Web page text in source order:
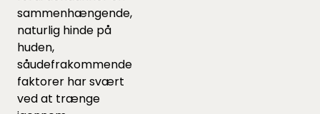
sammenhængende,
naturlig hinde på
huden,
såudefrakommende
faktorer har svært
ved at trænge